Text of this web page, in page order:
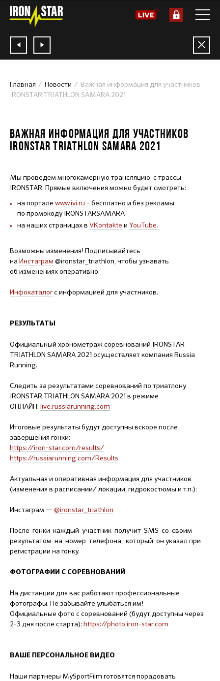
Главная Новости
Важная информация для участников
IRONSTAR TRIATHLON SAMARA 2021
ВАЖНАЯ ИНФОРМАЦИЯ ДЛЯ УЧАСТНИКОВ
IRONSTAR TRIATHLON SAMARA 2021
Мы проведем многокамерную трансляцию с трассы
IRONSTAR. Прямые включения можно будет смотреть:
на портале www.ivi.ru – бесплатно и без рекламы
по промокоду IRONSTARSAMARA
на наших страницах в VKontakte и YouTube.
Возможны изменения! Подписывайтесь
на Инстаграм @ironstar_triathlon, чтобы узнавать
об изменениях оперативно.
Инфокаталогс информацией для участников.
РЕЗУЛЬТАТЫ
Официальный хронометраж соревнований IRONSTAR
TRIATHLON SAMARA 2021 осуществляет компания Russia
Running.
Следить за результатами соревнований по триатлону
IRONSTAR TRIATHLON SAMARA 2021 в режиме
ОНЛАЙН: live.russiarunning.com
Итоговые результаты будут доступны вскоре после
завершения гонки:
https://iron-star.com/results/
https://russiarunning.com/Results
Актуальная и оперативная информация для участников
(изменения в расписании/ локации, гидрокостюмы и т.п.):
Инстаграм — @ironstar_triathlon
После гонки каждый участник получит SMS со своим
результатом на номер телефона, который он указал при
регистрации на гонку.
ФОТОГРАФИИ С СОРЕВНОВАНИЙ
На дистанции для вас работают профессиональные
фотографы. Не забывайте улыбаться им!
Официальные фото с соревнований (будут доступны через
2-3 дня после старта): https://photo.iron-star.com
ВАШЕ ПЕРСОНАЛЬНОЕ ВИДЕО
Наши партнеры MySportFilm готовятся порадовать